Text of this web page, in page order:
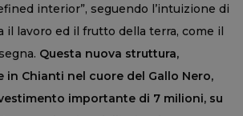
interior”, seguendo l’intuizione di
il lavoro ed il frutto della terra, come il
Questa nuova struttura,
in Chianti nel cuore del Gallo Nero,
importante di 7 milioni, su